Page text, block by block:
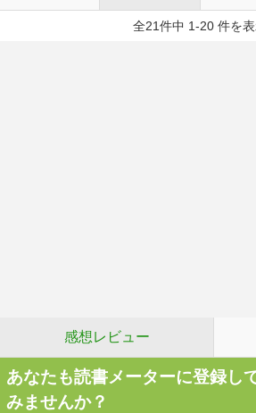
全21件中 1-20 件を
感想レビュー
あなたも読書メーターに登録し
みませんか？